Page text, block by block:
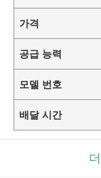
가격
공급 능력
모델 번호
배달 시간